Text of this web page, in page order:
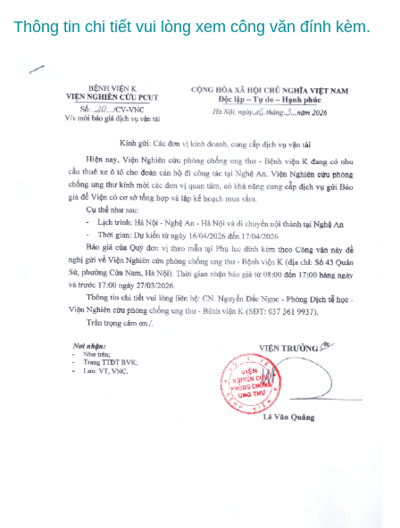
Thông tin chi tiết vui lòng xem công văn đính kèm.